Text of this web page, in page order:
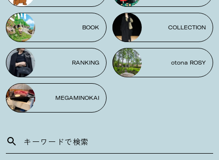
BOOK COLLECTION
RANKING otona ROSY
MEGAMINOKAI